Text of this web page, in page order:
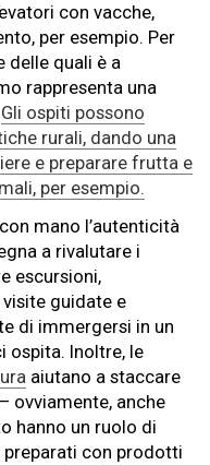
con vacche,
per esempio. Per
delle quali è a
rappresenta una
Gli ospiti possono
rurali, dando una
e preparare frutta e
per esempio.
mano l’autenticità
a rivalutare i
escursioni,
guidate e
di immergersi in un
ospita. Inoltre, le
aiutano a staccare
ovviamente, anche
hanno un ruolo di
preparati con prodotti